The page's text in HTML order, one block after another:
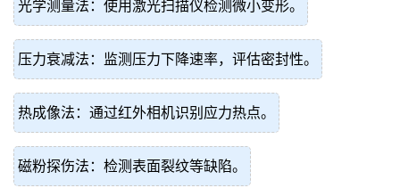
光学测量法：使用激光扫描仪检测微小变形。
压力衰减法：监测压力下降速率，评估密封性。
热成像法：通过红外相机识别应力热点。
磁粉探伤法：检测表面裂纹等缺陷。